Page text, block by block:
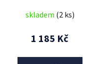
skladem (2 ks)
1 185 Kč